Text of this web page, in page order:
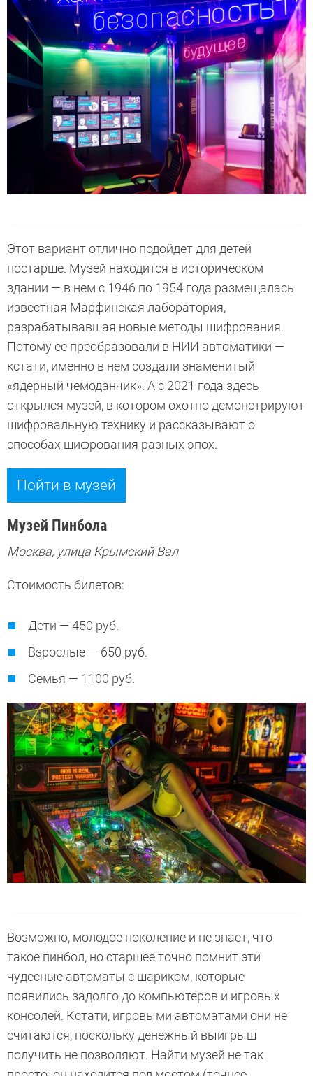
Этот вариант отлично подойдет для детей
постарше. Музей находится в историческом
здании — в нем с 1946 по 1954 года размещалась
известная Марфинская лаборатория,
разрабатывавшая новые методы шифрования.
Потому ее преобразовали в НИИ автоматики —
кстати, именно в нем создали знаменитый
«ядерный чемоданчик». А с 2021 года здесь
открылся музей, в котором охотно демонстрируют
шифровальную технику и рассказывают о
способах шифрования разных эпох.
Пойти в музей
Музей Пинбола
Москва, улица Крымский Вал
Стоимость билетов:
Дети — 450 руб.
Взрослые — 650 руб.
Семья — 1100 руб.
Возможно, молодое поколение и не знает, что
такое пинбол, но старшее точно помнит эти
чудесные автоматы с шариком, которые
появились задолго до компьютеров и игровых
консолей. Кстати, игровыми автоматами они не
считаются, поскольку денежный выигрыш
получить не позволяют. Найти музей не так